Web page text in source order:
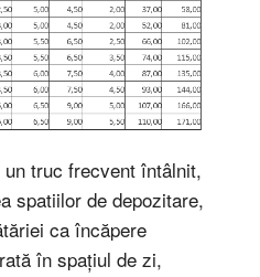
truc frecvent întâlnit,
spatiilor de depozitare,
ca încăpere
în spațiul de zi,